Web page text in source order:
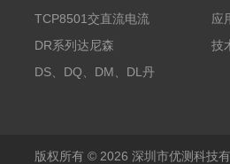
探头500A
TCP8501交直流电流
探头500A
DR系列达尼森
Danisense高精度电流
DS、DQ、DM、DL丹
应
技
版权所有 © 2026 深圳市优测科技